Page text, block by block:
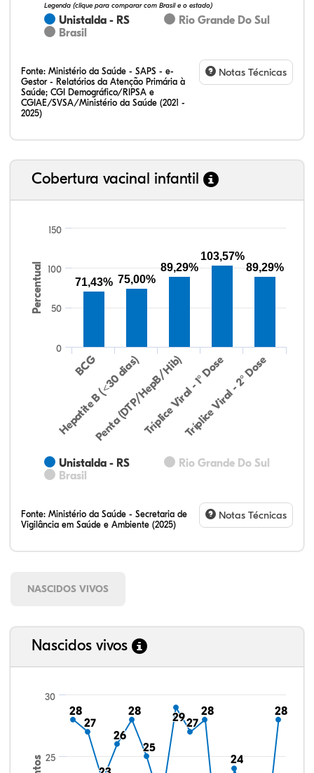
Unistalda - RS
Rio Grande Do Sul
Brasil
Legenda (clique para comparar com Brasil e o estado)
Fonte: Ministério da Saúde - SAPS - e-
Gestor - Relatórios da Atenção Primária à
Saúde; CGI Demográfico/RIPSA e
CGIAE/SVSA/Ministério da Saúde (2021 -
2025)
Notas Técnicas
Cobertura vacinal infantil
Percentual
Unistalda - RS
Rio Grande Do Sul
Brasil
BCG
Hepatite B (<30 dias)
Penta (DTP/HepB/Hib)Tríplice Viral - 1° Dose
Tríplice Viral - 2° Dose
0
50
100
150
71,43% 75,00%
89,29%
103,57%
89,29%
Fonte: Ministério da Saúde - Secretaria de
Vigilância em Saúde e Ambiente (2025)
Notas Técnicas
NASCIDOS VIVOS
Nascidos vivos
28
28
27
27
26
26
28
28
25
25
29
2927
27
28
28
24
24
28
28
25
30